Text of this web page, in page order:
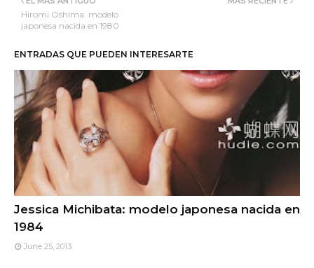
Hiromi Oshima: modelo
japonesa nacida en 1980
ENTRADAS QUE PUEDEN INTERESARTE
Jessica Michibata: modelo japonesa nacida en
1984
June 25, 2013